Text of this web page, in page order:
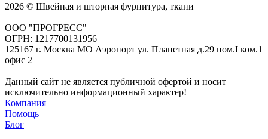
2026 © Швейная и шторная фурнитура, ткани
ООО "ПРОГРЕСС"
ОГРН: 1217700131956
125167 г. Москва МО Аэропорт ул. Планетная д.29 пом.I ком.1
офис 2
Данный сайт не является публичной офертой и носит
исключительно информационный характер!
Компания
Помощь
Блог